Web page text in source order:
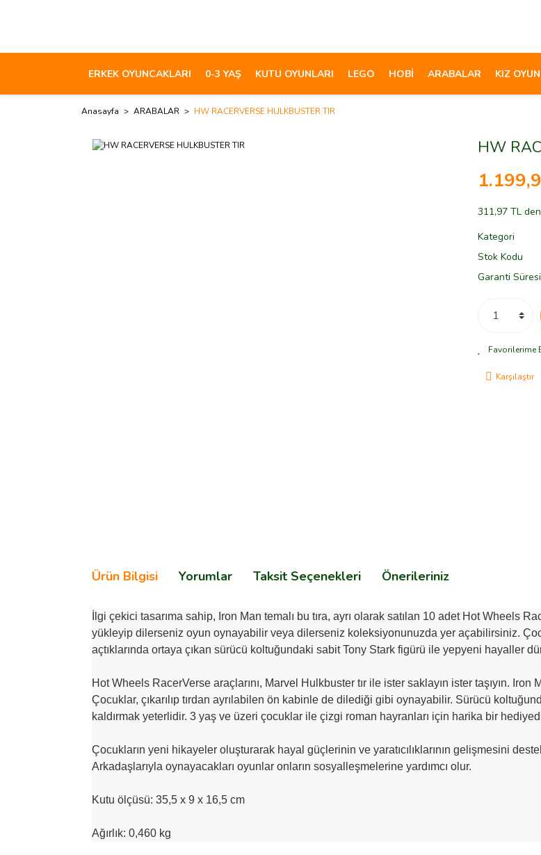
ERKEK OYUNCAKLARI 0-3 YAŞ KUTU OYUNLARI LEGO HOBİ ARABALAR KIZ
Anasayfa ARABALAR HW RACERVERSE HULKBUSTER TIR
HW
311,97 TL
Kategori
Stok Kodu
Garanti Süresi
Karşılaştır
Ürün Bilgisi Yorumlar Taksit Seçenekleri Önerileriniz
İlgi çekici tasarıma sahip, Iron Man temalı bu tıra, ayrı olarak satılan 10 adet Hot Wheels
yükleyip dilerseniz oyun oynayabilir veya dilerseniz koleksiyonunuzda yer açabilirsiniz.
açtıklarında ortaya çıkan sürücü koltuğundaki sabit Tony Stark figürü ile yepyeni hayaller
Hot Wheels RacerVerse araçlarını, Marvel Hulkbuster tır ile ister saklayın ister taşıyın.
Çocuklar, çıkarılıp tırdan ayrılabilen ön kabinle de dilediği gibi oynayabilir. Sürücü
kaldırmak yeterlidir. 3 yaş ve üzeri çocuklar ile çizgi roman hayranları için harika bir
Çocukların yeni hikayeler oluşturarak hayal güçlerinin ve yaratıcılıklarının gelişmesini
Arkadaşlarıyla oynayacakları oyunlar onların sosyalleşmelerine yardımcı olur.
Kutu ölçüsü: 35,5 x 9 x 16,5 cm
Ağırlık: 0,460 kg